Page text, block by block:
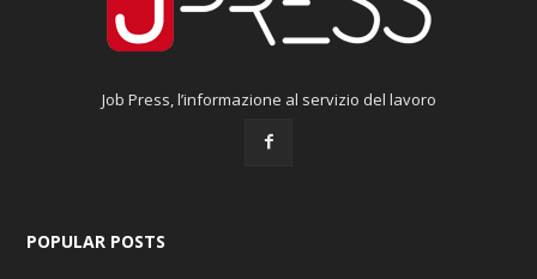
Job Press, l’informazione al servizio del lavoro
POPULAR POSTS